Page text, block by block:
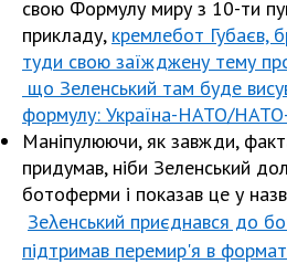
свою Формулу миру з 10-ти
прикладу, кремлебот Губаєв,
туди свою заїжджену тему
що Зеленський там буде
формулу: Україна-НАТО/
Маніпулюючи, як завжди,
придумав, ніби Зеленський
ботоферми і показав це у
Зеλенський приєднався до
підтримав перемир'я в